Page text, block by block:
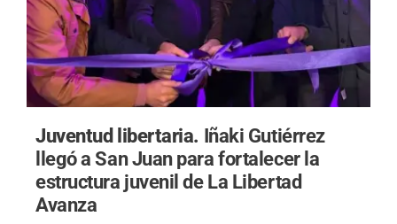
Juventud libertaria. Iñaki Gutiérrez
llegó a San Juan para fortalecer la
estructura juvenil de La Libertad
Avanza